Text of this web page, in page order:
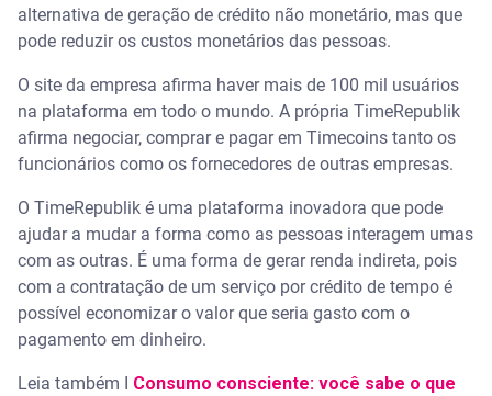
alternativa de geração de crédito não monetário, mas que
pode reduzir os custos monetários das pessoas.
O site da empresa afirma haver mais de 100 mil usuários
na plataforma em todo o mundo. A própria TimeRepublik
afirma negociar, comprar e pagar em Timecoins tanto os
funcionários como os fornecedores de outras empresas.
O TimeRepublik é uma plataforma inovadora que pode
ajudar a mudar a forma como as pessoas interagem umas
com as outras. É uma forma de gerar renda indireta, pois
com a contratação de um serviço por crédito de tempo é
possível economizar o valor que seria gasto com o
pagamento em dinheiro.
Leia também I Consumo consciente: você sabe o que